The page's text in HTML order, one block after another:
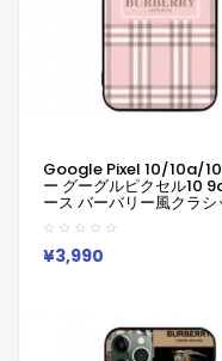
Google Pixel 10/10a/10
ー グーグルピクセル10
ース バーバリー風クラ
アイフォン17 16 15
Google Pixel 10 Pro 9
兼用人気
¥3,990